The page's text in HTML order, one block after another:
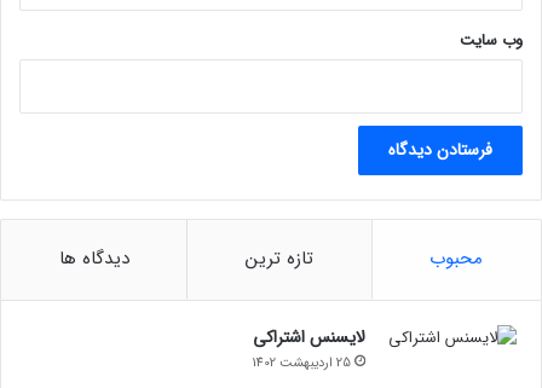
وب‌ سایت
محبوب تازه ترین دیدگاه ها
لایسنس اشتراکی
25 اردیبهشت 1402